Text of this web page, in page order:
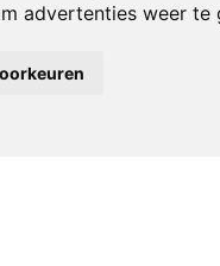
advertenties weer te